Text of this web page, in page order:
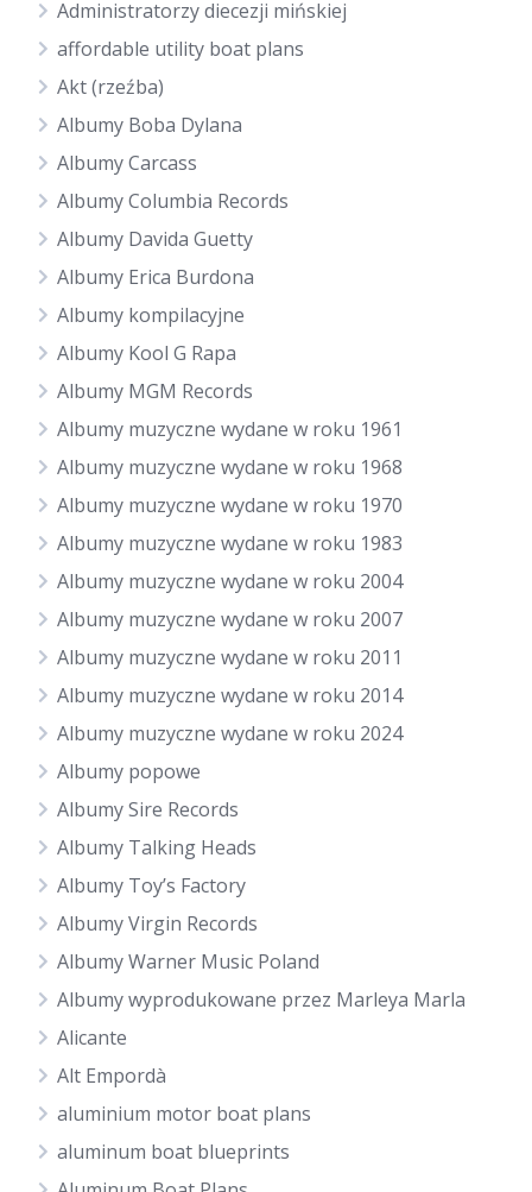
Administratorzy diecezji mińskiej
affordable utility boat plans
Akt (rzeźba)
Albumy Boba Dylana
Albumy Carcass
Albumy Columbia Records
Albumy Davida Guetty
Albumy Erica Burdona
Albumy kompilacyjne
Albumy Kool G Rapa
Albumy MGM Records
Albumy muzyczne wydane w roku 1961
Albumy muzyczne wydane w roku 1968
Albumy muzyczne wydane w roku 1970
Albumy muzyczne wydane w roku 1983
Albumy muzyczne wydane w roku 2004
Albumy muzyczne wydane w roku 2007
Albumy muzyczne wydane w roku 2011
Albumy muzyczne wydane w roku 2014
Albumy muzyczne wydane w roku 2024
Albumy popowe
Albumy Sire Records
Albumy Talking Heads
Albumy Toy’s Factory
Albumy Virgin Records
Albumy Warner Music Poland
Albumy wyprodukowane przez Marleya Marla
Alicante
Alt Empordà
aluminium motor boat plans
aluminum boat blueprints